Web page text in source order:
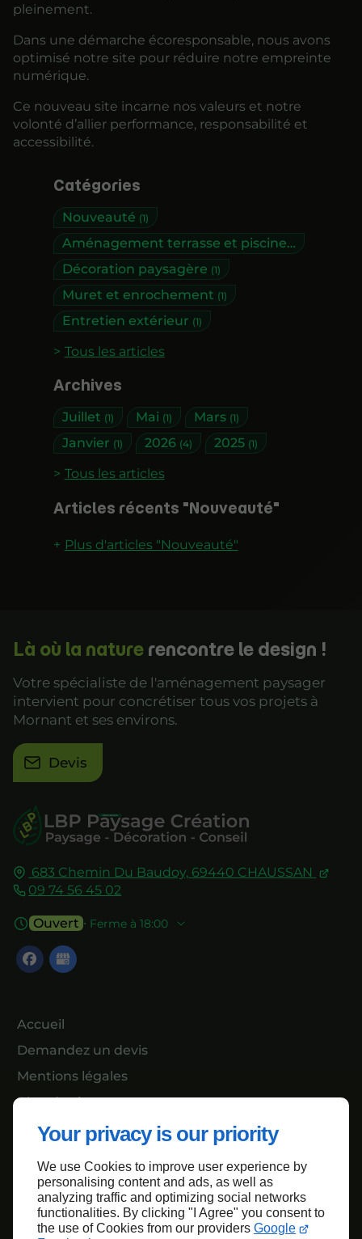
Your privacy is our priority
We use Cookies to improve user experience by
personalising content and ads, as well as
analyzing traffic and optimizing social networks
functionalities. By clicking "I Agree" you consent to
the use of Cookies from our providers Google
Catégories
Nouveauté (1)
Aménagement terrasse et piscine
(1)
Décoration paysagère (1)
Muret et enrochement (1)
Entretien extérieur (1)
Tous les articles
Archives
Juillet (1) Mai (1) Mars (1)
Janvier (1) 2026 (4) 2025 (1)
Tous les articles
Articles récents "Nouveauté"
Plus d'articles "Nouveauté"
pleinement.
Dans une démarche écoresponsable, nous avons
optimisé notre site pour réduire notre empreinte
numérique.
Ce nouveau site incarne nos valeurs et notre
volonté d’allier performance, responsabilité et
accessibilité.
683 Chemin Du Baudoy, 69440 CHAUSSAN
09 74 56 45 02
Ouvert ⋅ Ferme à 18:00
Accueil
Demandez un devis
Mentions légales
Plan du site
Là où la nature rencontre le design !
Votre spécialiste de l'aménagement paysager
intervient pour concrétiser tous vos projets à
Mornant et ses environs.
Devis
Haut de page